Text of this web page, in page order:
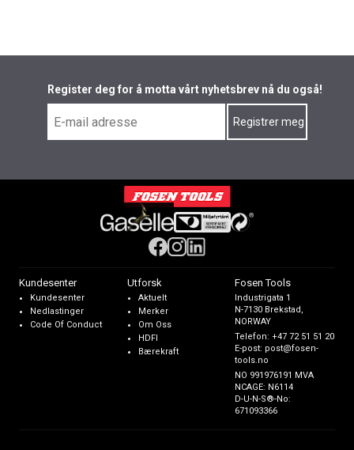
Register deg for å motta vårt nyhetsbrev nå du også!
Kundesenter
Kundesenter
Nedlastinger
Code Of Conduct
Utforsk
Aktuelt
Merker
Om Oss
HDFI
Bærekraft
Fosen Tools
Industrigata 1
N-7130 Brekstad,
NORWAY
Telefon:+47 72 51 51 20
E-post: post@fosen-
tools.no
NO 991976191 MVA
NCAGE: N6114
D-U-N-S®-No:
671093366